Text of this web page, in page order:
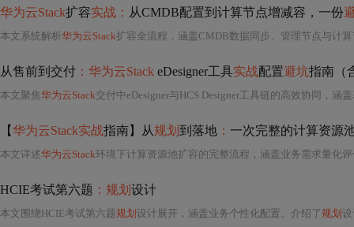
华为云Stack扩容实战： 从CMDB配置到计算节点增减容，一份
本文系统解析华为云Stack扩容全流程，涵盖CMDB数据同步、管理节点与计算节点增减容、网络架构适配及自动化运维工具链集成。重点强调CMDB一致性校验、存储先行原则、硬件
从售前到交付 ：华为云Stack eDesigner工具实战配置避坑指南（
本文聚焦华为云Stack交付中eDesigner与HCS Designer工具链的高效协同，涵
【华为云Stack实战指南】从规划 到落地 ： 一次完整的计算资源
本文详述华为云Stack环境下计算资源池扩容的完整流程，涵盖业务需求量化评估（
HCIE考试第六题 ：规划 设计
本文围绕HCIE考试第六题规划 设计展开，涵盖业务个性化配置。介绍了规划